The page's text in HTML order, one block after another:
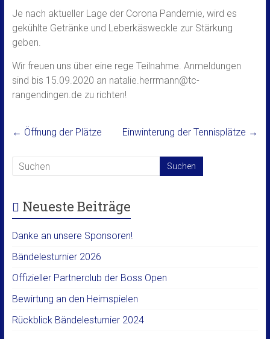
Je nach aktueller Lage der Corona Pandemie, wird es
gekühlte Getränke und Leberkäsweckle zur Stärkung
geben.
Wir freuen uns über eine rege Teilnahme. Anmeldungen
sind bis 15.09.2020 an natalie.herrmann@tc-
rangendingen.de zu richten!
← Öffnung der Plätze Einwinterung der Tennisplätze →
Neueste Beiträge
Danke an unsere Sponsoren!
Bändelesturnier 2026
Offizieller Partnerclub der Boss Open
Bewirtung an den Heimspielen
Rückblick Bändelesturnier 2024